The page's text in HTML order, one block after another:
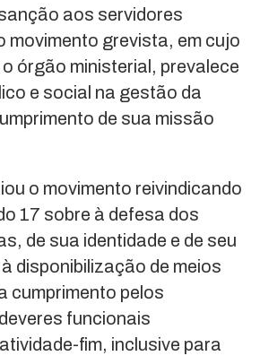
aos servidores
movimento grevista, em cujo
órgão ministerial, prevalece
e social na gestão da
de sua missão
o movimento reivindicando
17 sobre à defesa dos
de sua identidade e de seu
disponibilização de meios
cumprimento pelos
funcionais
fim, inclusive para